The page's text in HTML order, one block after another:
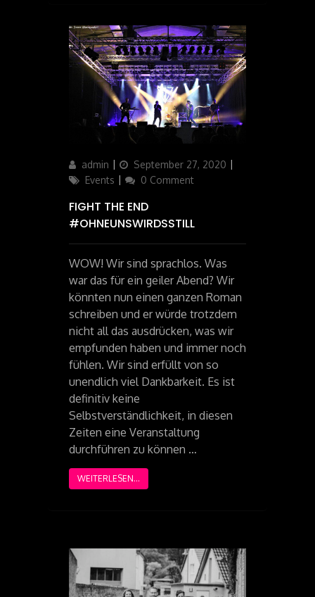
Author
admin
Updated
on
September 27, 2020
Events
0 Comment
FIGHT THE END
#OHNEUNSWIRDSSTILL
WOW! Wir sind sprachlos. Was
war das für ein geiler Abend? Wir
könnten nun einen ganzen Roman
schreiben und er würde trotzdem
nicht all das ausdrücken, was wir
empfunden haben und immer noch
fühlen. Wir sind erfüllt von so
unendlich viel Dankbarkeit. Es ist
definitiv keine
Selbstverständlichkeit, in diesen
Zeiten eine Veranstaltung
durchführen zu können …
WEITERLESEN...